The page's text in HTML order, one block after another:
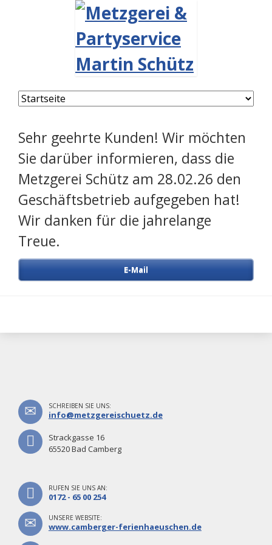
Navigation
überspringen
Sehr geehrte Kunden! Wir möchten
Sie darüber informieren, dass die
Metzgerei Schütz am 28.02.26 den
Geschäftsbetrieb aufgegeben hat!
Wir danken für die jahrelange
Treue.
E-Mail
SCHREIBEN SIE UNS:
info@metzgereischuetz.de
Strackgasse 16
65520 Bad Camberg
RUFEN SIE UNS AN:
0172 - 65 00 254
UNSERE WEBSITE:
www.camberger-ferienhaeuschen.de